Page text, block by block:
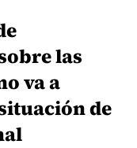
las
va a
de